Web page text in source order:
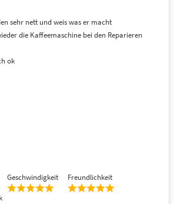
sehr nett und weis was er macht
die Kaffeemaschine bei den Reparieren
ok
Geschwindigkeit Freundlichkeit